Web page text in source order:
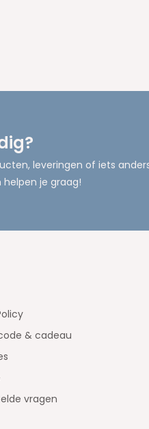
leveringen of iets
helpen je graag!
& cadeau
vragen